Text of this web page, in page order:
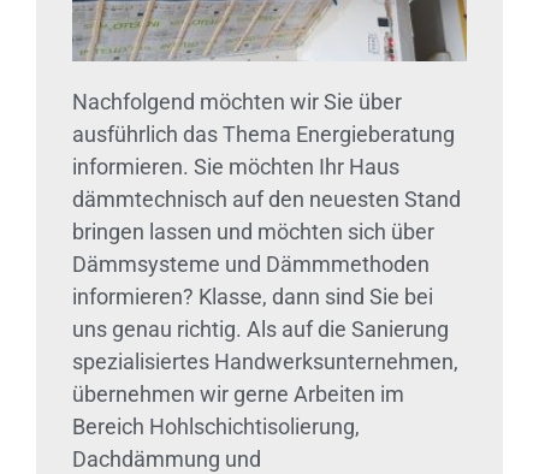
Nachfolgend möchten wir Sie über
ausführlich das Thema Energieberatung
informieren. Sie möchten Ihr Haus
dämmtechnisch auf den neuesten Stand
bringen lassen und möchten sich über
Dämmsysteme und Dämmmethoden
informieren? Klasse, dann sind Sie bei
uns genau richtig. Als auf die Sanierung
spezialisiertes Handwerksunternehmen,
übernehmen wir gerne Arbeiten im
Bereich Hohlschichtisolierung,
Dachdämmung und